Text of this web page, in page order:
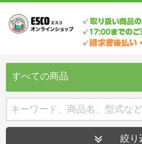
すべての商品
絞り